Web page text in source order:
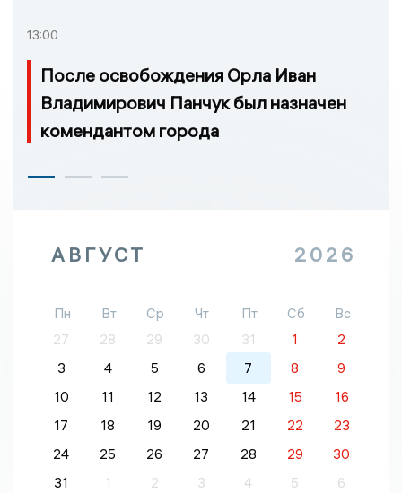
13:00
После освобождения Орла Иван
Владимирович Панчук был назначен
комендантом города
АВГУСТ 2026
Пн Вт Ср Чт Пт Сб
Вс
27
28 29 30 31 1
2
3
4 5 6 7 8
9
10
11 12 13 14 15
16
17
18 19 20 21 22
23
24
25 26 27 28 29
30
31
1 2 3 4 5 6